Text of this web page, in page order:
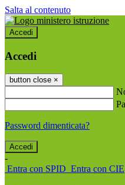
Salta al contenuto
Accedi
Accedi
button close ×
Password dimenticata?
-
Entra con SPID Entra con CIE